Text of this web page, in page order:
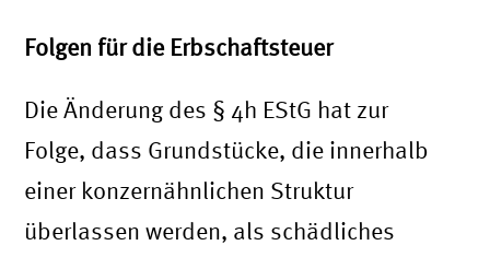
Folgen für die Erbschaftsteuer
Die Änderung des § 4h EStG hat zur
Folge, dass Grundstücke, die innerhalb
einer konzernähnlichen Struktur
überlassen werden, als schädliches